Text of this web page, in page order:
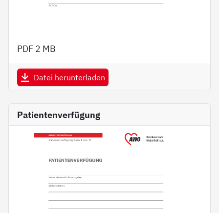
PDF 2 MB
Datei herunterladen
Patientenverfügung